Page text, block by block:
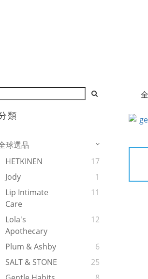
類
球選品
HETKINEN
17
Jody
1
Lip Intimate
Care
11
Lola's
Apothecary
12
Plum & Ashby
6
SALT & STONE
25